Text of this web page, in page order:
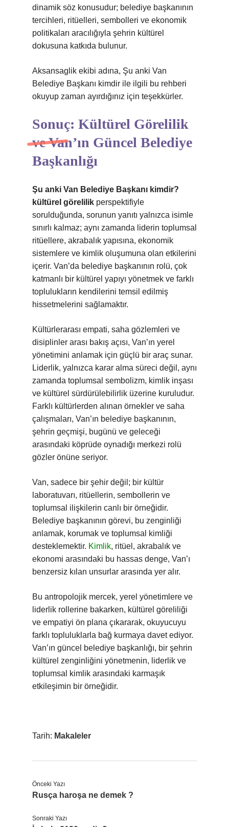
dinamik söz konusudur; belediye başkanının
tercihleri, ritüelleri, sembolleri ve ekonomik
politikaları aracılığıyla şehrin kültürel
dokusuna katkıda bulunur.
Aksansaglik ekibi adına, Şu anki Van
Belediye Başkanı kimdir ile ilgili bu rehberi
okuyup zaman ayırdığınız için teşekkürler.
Sonuç: Kültürel Görelilik
ve Van’ın Güncel Belediye
Başkanlığı
Şu anki Van Belediye Başkanı kimdir?
kültürel görelilik perspektifiyle
sorulduğunda, sorunun yanıtı yalnızca isimle
sınırlı kalmaz; aynı zamanda liderin toplumsal
ritüellere, akrabalık yapısına, ekonomik
sistemlere ve kimlik oluşumuna olan etkilerini
içerir. Van’da belediye başkanının rolü, çok
katmanlı bir kültürel yapıyı yönetmek ve farklı
toplulukların kendilerini temsil edilmiş
hissetmelerini sağlamaktır.
Kültürlerarası empati, saha gözlemleri ve
disiplinler arası bakış açısı, Van’ın yerel
yönetimini anlamak için güçlü bir araç sunar.
Liderlik, yalnızca karar alma süreci değil, aynı
zamanda toplumsal sembolizm, kimlik inşası
ve kültürel sürdürülebilirlik üzerine kuruludur.
Farklı kültürlerden alınan örnekler ve saha
çalışmaları, Van’ın belediye başkanının,
şehrin geçmişi, bugünü ve geleceği
arasındaki köprüde oynadığı merkezi rolü
gözler önüne seriyor.
Van, sadece bir şehir değil; bir kültür
laboratuvarı, ritüellerin, sembollerin ve
toplumsal ilişkilerin canlı bir örneğidir.
Belediye başkanının görevi, bu zenginliği
anlamak, korumak ve toplumsal kimliği
desteklemektir. Kimlik, ritüel, akrabalık ve
ekonomi arasındaki bu hassas denge, Van’ı
benzersiz kılan unsurlar arasında yer alır.
Bu antropolojik mercek, yerel yönetimlere ve
liderlik rollerine bakarken, kültürel göreliliği
ve empatiyi ön plana çıkararak, okuyucuyu
farklı topluluklarla bağ kurmaya davet ediyor.
Van’ın güncel belediye başkanlığı, bir şehrin
kültürel zenginliğini yönetmenin, liderlik ve
toplumsal kimlik arasındaki karmaşık
etkileşimin bir örneğidir.
Tarih: Makaleler
Önceki Yazı
Rusça haroşa ne demek ?
Sonraki Yazı